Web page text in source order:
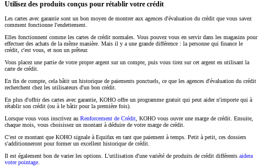
Utilisez des produits conçus pour rétablir votre crédit
Les cartes avec garantie sont un bon moyen de montrer aux agences d'évaluation du crédit que vous savez
comment fonctionne l'endettement.
Elles fonctionnent comme les cartes de crédit normales. Vous pouvez vous en servir dans les magasins pour
effectuer des achats de la même manière. Mais il y a une grande différence : la personne qui finance le
crédit, c'est vous, et non un prêteur.
Vous placez une partie de votre propre argent sur un compte, puis vous tirez sur cet argent en utilisant la
carte de crédit.
En fin de compte, cela bâtit un historique de paiements ponctuels, ce que les agences d'évaluation du crédit
recherchent chez les utilisateurs d'un bon crédit.
En plus d'offrir des cartes avec garantie, KOHO offre un programme gratuit qui peut aider n'importe qui à
rétablir son crédit (ou à le bâtir pour la première fois).
Lorsque vous vous inscrivez au Renforcement de Crédit , KOHO vous ouvre une marge de crédit. Ensuite,
chaque mois, vous choisissez un montant à déduire de votre marge de crédit.
C'est ce montant que KOHO signale à Equifax en tant que paiement à temps. Petit à petit, ces dossiers
s'additionneront pour former un excellent historique de crédit.
Il est également bon de varier les options. L'utilisation d'une variété de produits de crédit différents aidera
votre pointage